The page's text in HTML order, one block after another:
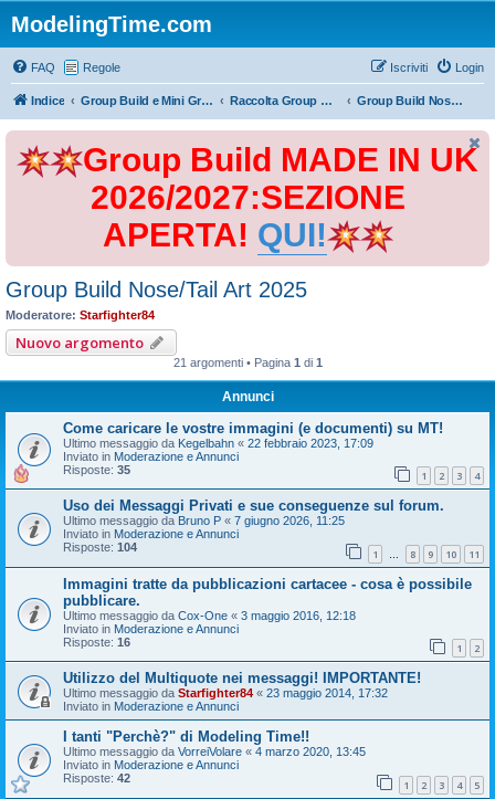
ModelingTime.com
FAQ Regole Login
Iscriviti
Indice Group Build e Mini Group Build Raccolta Group Build Group Build Nose/Tail Art 2025
Group Build MADE IN UK
2026/2027:SEZIONE
APERTA! QUI!
Group Build Nose/Tail Art 2025
Moderatore: Starfighter84
Nuovo argomento
21 argomenti • Pagina 1 di 1
Annunci
Come caricare le vostre immagini (e documenti) su MT!
Ultimo messaggio da Kegelbahn « 22 febbraio 2023, 17:09
Inviato in Moderazione e Annunci
Risposte: 35 1 2 3 4
Uso dei Messaggi Privati e sue conseguenze sul forum.
Ultimo messaggio da Bruno P « 7 giugno 2026, 11:25
Inviato in Moderazione e Annunci
Risposte: 104 1 … 8 9 10 11
Immagini tratte da pubblicazioni cartacee - cosa è possibile
pubblicare.
Ultimo messaggio da Cox-One « 3 maggio 2016, 12:18
Inviato in Moderazione e Annunci
Risposte: 16 1 2
Utilizzo del Multiquote nei messaggi! IMPORTANTE!
Ultimo messaggio da Starfighter84 « 23 maggio 2014, 17:32
Inviato in Moderazione e Annunci
I tanti "Perchè?" di Modeling Time!!
Ultimo messaggio da VorreiVolare « 4 marzo 2020, 13:45
Inviato in Moderazione e Annunci
Risposte: 42 1 2 3 4 5